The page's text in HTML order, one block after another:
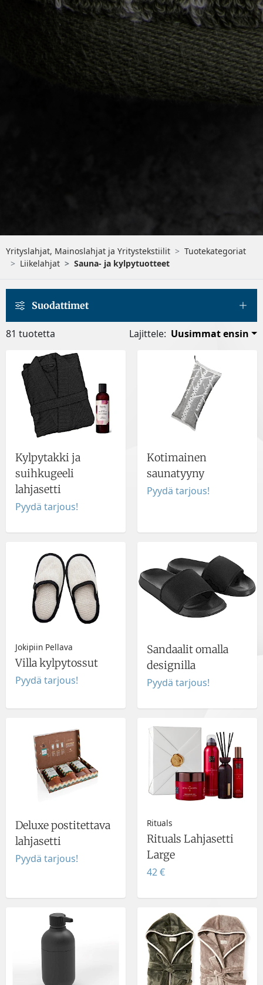
Yrityslahjat, Mainoslahjat ja Yritystekstiilit
Tuotekategoriat
Liikelahjat
Sauna- ja kylpytuotteet
Suodattimet
81 tuotetta Lajittele: Uusimmat ensin
Kylpytakki ja
suihkugeeli
lahjasetti
Pyydä tarjous!
Kotimainen
saunatyyny
Pyydä tarjous!
Jokipiin Pellava
Villa kylpytossut
Pyydä tarjous!
Sandaalit omalla
designilla
Pyydä tarjous!
Deluxe postitettava
lahjasetti
Pyydä tarjous!
Rituals
Rituals Lahjasetti
Large
42 €